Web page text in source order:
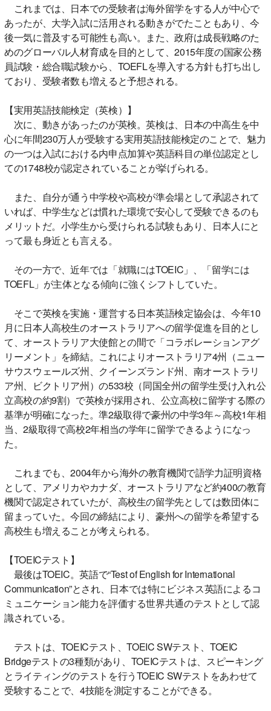
これまでは、日本での受験者は海外留学をする人が中心で
あったが、大学入試に活用される動きがでたこともあり、今
後一気に普及する可能性も高い。また、政府は成長戦略のた
めのグローバル人材育成を目的として、2015年度の国家公務
員試験・総合職試験から、TOEFLを導入する方針も打ち出し
ており、受験者数も増えると予想される。
【実用英語技能検定（英検）】
次に、動きがあったのが英検。英検は、日本の中高生を中
心に年間230万人が受験する実用英語技能検定のことで、魅力
の一つは入試における内申点加算や英語科目の単位認定とし
ての1748校が認定されていることが挙げられる。
また、自分が通う中学校や高校が準会場として承認されて
いれば、中学生などは慣れた環境で安心して受験できるのも
メリットだ。小学生から受けられる試験もあり、日本人にと
って最も身近とも言える。
その一方で、近年では「就職にはTOEIC」、「留学には
TOEFL」が主体となる傾向に強くシフトしていた。
そこで英検を実施・運営する日本英語検定協会は、今年10
月に日本人高校生のオーストラリアへの留学促進を目的とし
て、オーストラリア大使館との間で「コラボレーションアグ
リーメント」を締結。これによりオーストラリア4州（ニュー
サウスウェールズ州、クイーンズランド州、南オーストラリ
ア州、ビクトリア州）の533校（同国全州の留学生受け入れ公
立高校の約9割）で英検が採用され、公立高校に留学する際の
基準が明確になった。準2級取得で豪州の中学3年～高校1年相
当、2級取得で高校2年相当の学年に留学できるようになっ
た。
これまでも、2004年から海外の教育機関で語学力証明資格
として、アメリカやカナダ、オーストラリアなど約400の教育
機関で認定されていたが、高校生の留学先としては数団体に
留まっていた。今回の締結により、豪州への留学を希望する
高校生も増えることが考えられる。
【TOEICテスト】
最後はTOEIC。英語で“Test of English for International
Communication”とされ、日本では特にビジネス英語によるコ
ミュニケーション能力を評価する世界共通のテストとして認
識されている。
テストは、TOEICテスト、TOEIC SWテスト、TOEIC
Bridgeテストの3種類があり、TOEICテストは、スピーキング
とライティングのテストを行うTOEIC SWテストをあわせて
受験することで、4技能を測定することができる。